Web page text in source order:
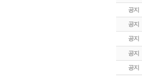
공지
공지
공지
공지
공지